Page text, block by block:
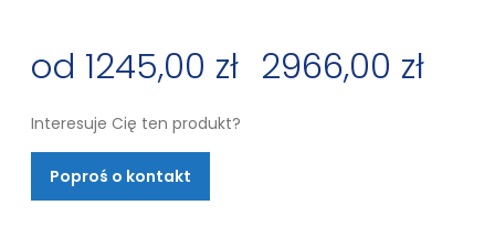
1245,00 zł 2966,00 zł
Zakres
cen:
od
Interesuje Cię ten produkt?
Poproś o kontakt